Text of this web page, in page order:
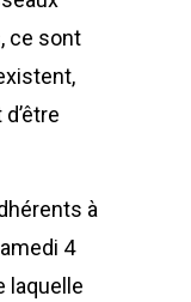
ce sont
à
4
laquelle